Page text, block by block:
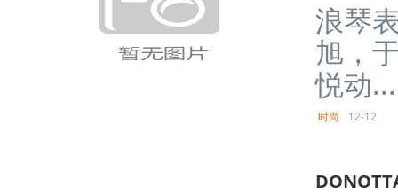
浪琴
旭，
悦动...
时尚 12-12